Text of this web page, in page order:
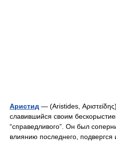
Аристид — (Aristides,
славившийся своим
“справедливого”. Он был
влиянию последнего, подвергся